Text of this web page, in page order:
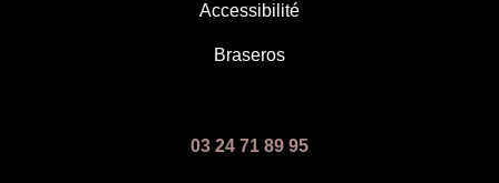
Accessibilité
Braseros
03 24 71 89 95